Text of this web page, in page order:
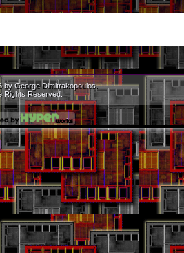
by George Dimitrakopoulos.
Rights Reserved.